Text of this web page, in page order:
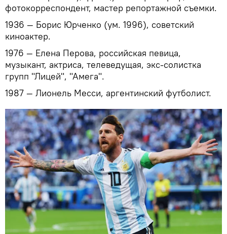
фотокорреспондент, мастер репортажной съемки.
1936 — Борис Юрченко (ум. 1996), советский
киноактер.
1976 — Елена Перова, российская певица,
музыкант, актриса, телеведущая, экс-солистка
групп "Лицей", "Амега".
1987 — Лионель Месси, аргентинский футболист.